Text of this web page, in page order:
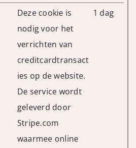
Deze cookie is
nodig voor het
verrichten van
creditcardtransact
ies op de website.
De service wordt
geleverd door
Stripe.com
waarmee online
1 dag